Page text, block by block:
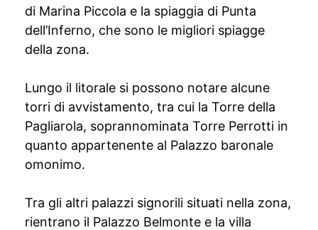
di Marina Piccola e la spiaggia di Punta
dell’Inferno, che sono le migliori spiagge
della zona.
Lungo il litorale si possono notare alcune
torri di avvistamento, tra cui la Torre della
Pagliarola, soprannominata Torre Perrotti in
quanto appartenente al Palazzo baronale
omonimo.
Tra gli altri palazzi signorili situati nella zona,
rientrano il Palazzo Belmonte e la villa